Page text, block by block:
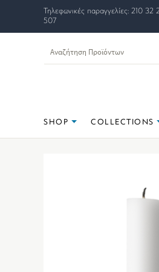
Τηλεφωνικές παραγγελίες: 210
507
SHOP COLLECTIONS